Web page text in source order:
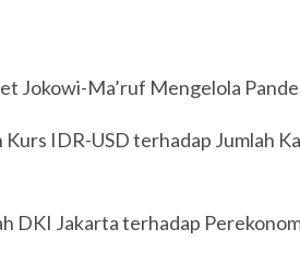
Jokowi-Ma’ruf Mengelola
IDR-USD terhadap Jumlah
DKI Jakarta terhadap